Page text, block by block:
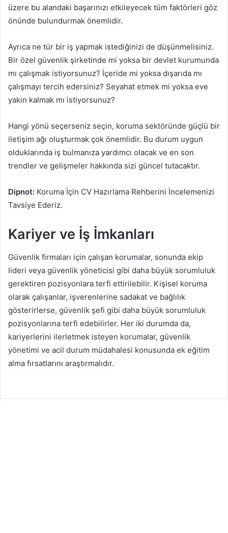
üzere bu alandaki başarınızı etkileyecek tüm faktörleri göz
önünde bulundurmak önemlidir.
Ayrıca ne tür bir iş yapmak istediğinizi de düşünmelisiniz.
Bir özel güvenlik şirketinde mi yoksa bir devlet kurumunda
mı çalışmak istiyorsunuz? İçeride mi yoksa dışarıda mı
çalışmayı tercih edersiniz? Seyahat etmek mi yoksa eve
yakın kalmak mı istiyorsunuz?
Hangi yönü seçerseniz seçin, koruma sektöründe güçlü bir
iletişim ağı oluşturmak çok önemlidir. Bu durum uygun
olduklarında iş bulmanıza yardımcı olacak ve en son
trendler ve gelişmeler hakkında sizi güncel tutacaktır.
Dipnot: Koruma İçin CV Hazırlama Rehberini İncelemenizi
Tavsiye Ederiz.
Kariyer ve İş İmkanları
Güvenlik firmaları için çalışan korumalar, sonunda ekip
lideri veya güvenlik yöneticisi gibi daha büyük sorumluluk
gerektiren pozisyonlara terfi ettirilebilir. Kişisel koruma
olarak çalışanlar, işverenlerine sadakat ve bağlılık
gösterirlerse, güvenlik şefi gibi daha büyük sorumluluk
pozisyonlarına terfi edebilirler. Her iki durumda da,
kariyerlerini ilerletmek isteyen korumalar, güvenlik
yönetimi ve acil durum müdahalesi konusunda ek eğitim
alma fırsatlarını araştırmalıdır.